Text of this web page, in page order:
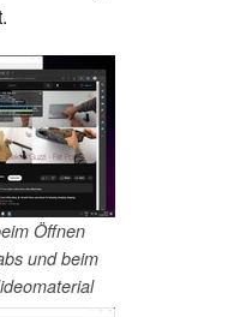
Öffnen
und beim